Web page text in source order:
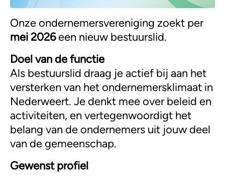
Onze ondernemersvereniging zoekt per
mei 2026een nieuw bestuurslid.
Doel van de functie
Als bestuurslid draag je actief bij aan het
versterken van het ondernemersklimaat in
Nederweert. Je denkt mee over beleid en
activiteiten, en vertegenwoordigt het
belang van de ondernemers uit jouw deel
van de gemeenschap.
Gewenst profiel